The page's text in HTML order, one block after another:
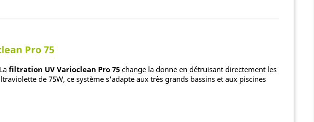
Pro 75
filtration UV Varioclean Pro 75change la donne en détruisant directement les
de 75W, ce système s'adapte aux très grands bassins et aux piscines